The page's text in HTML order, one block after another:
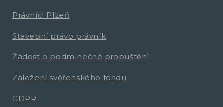
Právníci Plzeň
Stavební právo právník
Žádost o podmínečné propuštění
Založení svěřenského fondu
GDPR